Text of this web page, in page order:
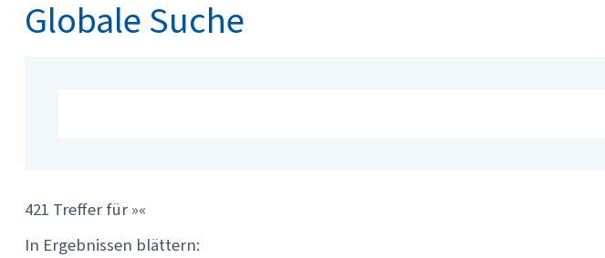
Globale Suche
421 Treffer für »«
In Ergebnissen blättern: